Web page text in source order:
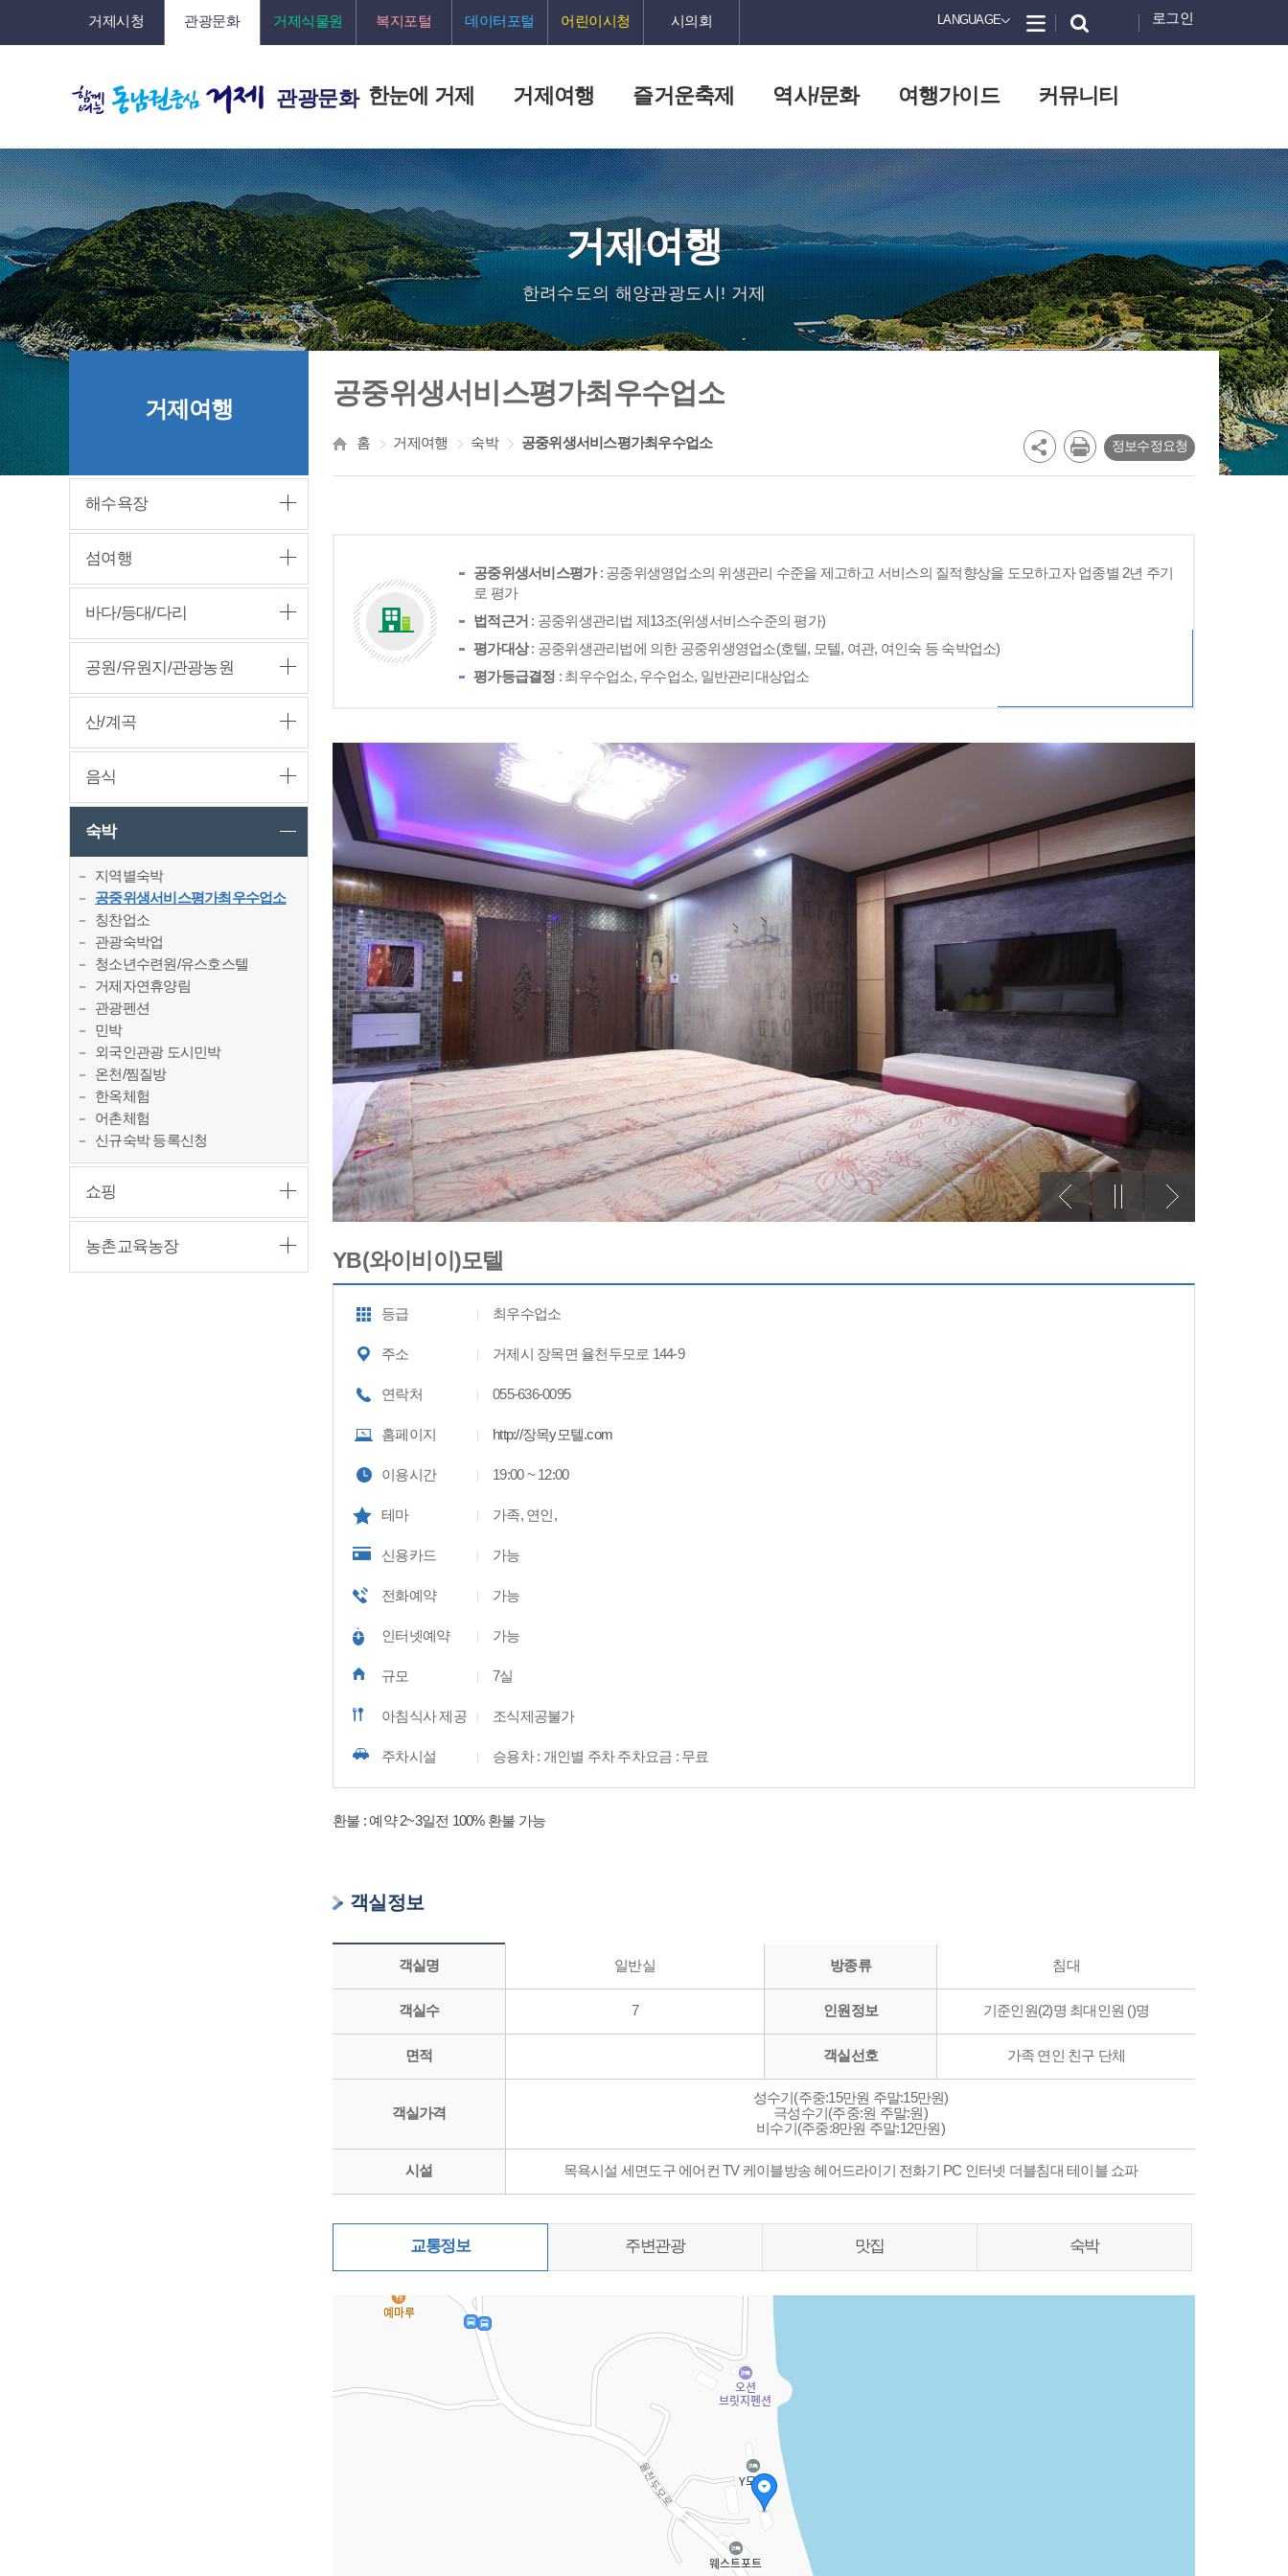
거제시청 관광문화 거제식물원 복지포털 데이터포털 어린이시청 시의회 LANGUAGE 로그인
관광문화 한눈에 거제 거제여행 즐거운축제 역사/문화 여행가이드 커뮤니티
거제여행
한려수도의 해양관광도시! 거제
거제여행
해수욕장
섬여행
바다/등대/다리
공원/유원지/관광농원
산/계곡
음식
숙박
지역별숙박
공중위생서비스평가최우수업소
칭찬업소
관광숙박업
청소년수련원/유스호스텔
거제자연휴양림
관광펜션
민박
외국인관광 도시민박
온천/찜질방
한옥체험
어촌체험
신규숙박 등록신청
쇼핑
농촌교육농장
공중위생서비스평가최우수업소
홈 거제여행 숙박 공중위생서비스평가최우수업소 정보수정요청
공중위생서비스평가: 공중위생영업소의 위생관리 수준을 제고하고 서비스의 질적향상을 도모하고자 업종별 2년 주기
로 평가
법적근거 : 공중위생관리법 제13조(위생서비스수준의 평가)
평가대상: 공중위생관리법에 의한 공중위생영업소(호텔, 모텔, 여관, 여인숙 등 숙박업소)
평가등급결정 : 최우수업소, 우수업소, 일반관리대상업소
YB(와이비이)모텔
등급 최우수업소
주소 거제시 장목면 율천두모로 144-9
연락처 055-636-0095
홈페이지 http://장목y모텔.com
이용시간 19:00 ~ 12:00
테마 가족, 연인,
신용카드 가능
전화예약 가능
인터넷예약 가능
규모 7실
아침식사 제공 조식제공불가
주차시설 승용차 : 개인별 주차 주차요금 : 무료
환불 : 예약 2~3일전 100% 환불 가능
객실정보
객실명 일반실 방종류 침대
객실수 7 인원정보 기준인원(2)명 최대인원 ()명
면적 객실선호 가족 연인 친구 단체
객실가격
성수기(주중:15만원 주말:15만원)
극성수기(주중:원 주말:원)
비수기(주중:8만원 주말:12만원)
시설 목욕시설 세면도구 에어컨 TV 케이블방송 헤어드라이기 전화기 PC 인터넷 더블침대 테이블 쇼파
교통정보 주변관광 맛집 숙박
지도삽입 (가로100%)